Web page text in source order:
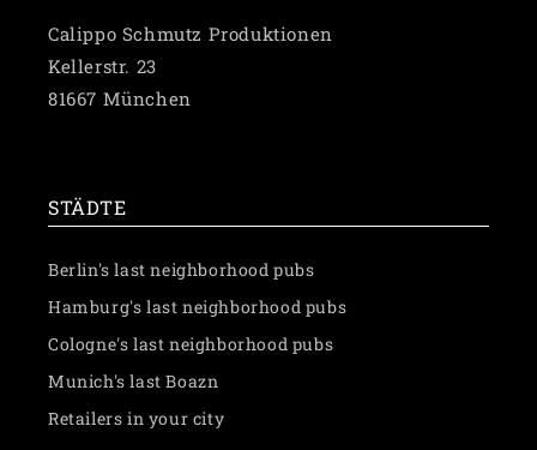
Calippo Schmutz Produktionen
Kellerstr. 23
81667 München
STÄDTE
Berlin's last neighborhood pubs
Hamburg's last neighborhood pubs
Cologne's last neighborhood pubs
Munich's last Boazn
Retailers in your city